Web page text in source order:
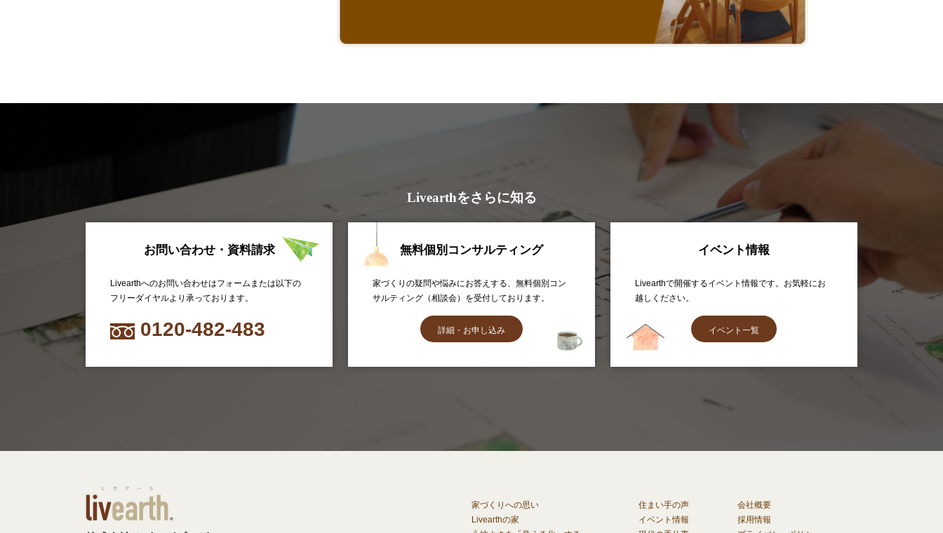
Livearthをさらに知る
お問い合わせ・資料請求
Livearthへのお問い合わせはフォームまたは以下の
フリーダイヤルより承っております。
0120-482-483
無料個別コンサルティング
家づくりの疑問や悩みにお答えする、無料個別コン
サルティング（相談会）を受付しております。
詳細・お申し込み
イベント情報
Livearthで開催するイベント情報です。お気軽にお
越しください。
イベント一覧
家づくりへの思い
Livearthの家
住まい手の声
イベント情報
会社概要
採用情報